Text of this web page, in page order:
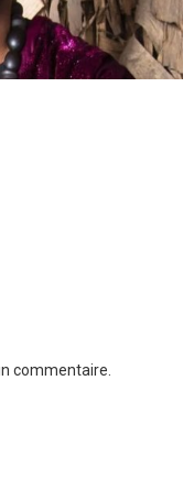
commentaire.